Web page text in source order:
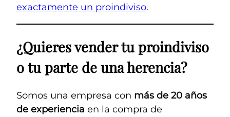
exactamente un proindiviso.
¿Quieres vender tu proindiviso
o tu parte de una herencia?
Somos una empresa con más de 20 años
de experiencia en la compra de